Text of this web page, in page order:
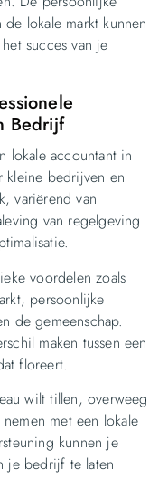
lokale markt kunnen
succes van je
Bedrijf
lokale accountant in
kleine bedrijven en
variërend van
van regelgeving
voordelen zoals
persoonlijke
de gemeenschap.
maken tussen een
floreert.
wilt tillen, overweeg
met een lokale
kunnen je
je bedrijf te laten